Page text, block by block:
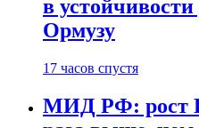
в устойчивости
Ормузу
17 часов спустя
МИД РФ: рост